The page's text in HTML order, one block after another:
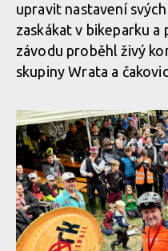
upravit nastavení
zaskákat v bikeparku a
závodu proběhl živý
skupiny Wrata a